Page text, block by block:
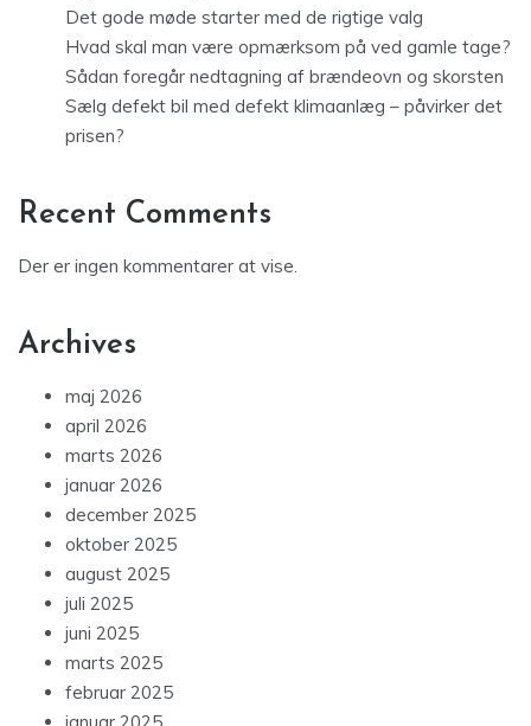
Det gode møde starter med de rigtige valg
Hvad skal man være opmærksom på ved gamle tage?
Sådan foregår nedtagning af brændeovn og skorsten
Sælg defekt bil med defekt klimaanlæg – påvirker det
prisen?
Recent Comments
Der er ingen kommentarer at vise.
Archives
maj 2026
april 2026
marts 2026
januar 2026
december 2025
oktober 2025
august 2025
juli 2025
juni 2025
marts 2025
februar 2025
januar 2025